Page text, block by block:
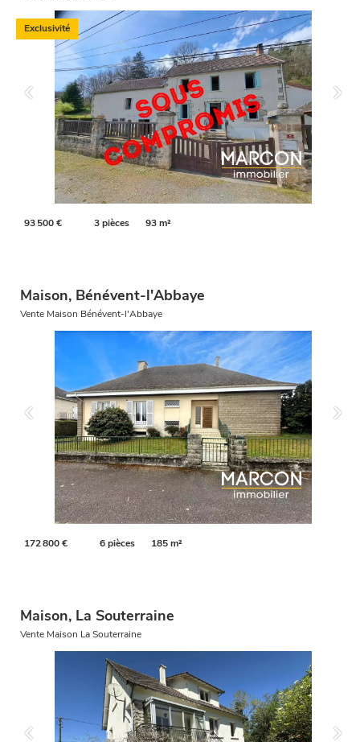
93 500 € 3 pièces 93 m²
Exclusivité
Maison, Bénévent-l'Abbaye
Vente Maison Bénévent-l'Abbaye
172 800 € 6 pièces 185 m²
Maison, La Souterraine
Vente Maison La Souterraine